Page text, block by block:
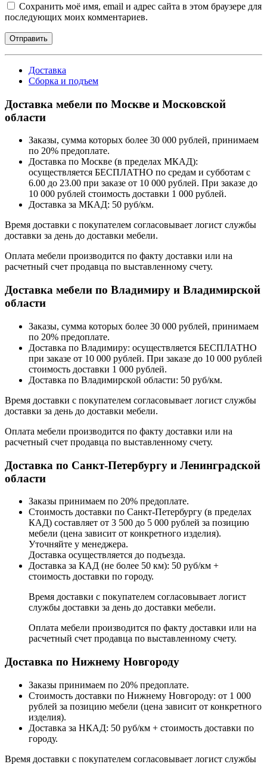
Сохранить моё имя, email и адрес сайта в этом браузере для
последующих моих комментариев.
Отправить
Доставка
Сборка и подъем
Доставка мебели по Москве и Московской
области
Заказы, сумма которых более 30 000 рублей, принимаем
по 20% предоплате.
Доставка по Москве (в пределах МКАД):
осуществляется БЕСПЛАТНО по средам и субботам с
6.00 до 23.00 при заказе от 10 000 рублей. При заказе до
10 000 рублей стоимость доставки 1 000 рублей.
Доставка за МКАД: 50 руб/км.
Время доставки с покупателем согласовывает логист службы
доставки за день до доставки мебели.
Оплата мебели производится по факту доставки или на
расчетный счет продавца по выставленному счету.
Доставка мебели по Владимиру и Владимирской
области
Заказы, сумма которых более 30 000 рублей, принимаем
по 20% предоплате.
Доставка по Владимиру: осуществляется БЕСПЛАТНО
при заказе от 10 000 рублей. При заказе до 10 000 рублей
стоимость доставки 1 000 рублей.
Доставка по Владимирской области: 50 руб/км.
Время доставки с покупателем согласовывает логист службы
доставки за день до доставки мебели.
Оплата мебели производится по факту доставки или на
расчетный счет продавца по выставленному счету.
Доставка по Санкт-Петербургу и Ленинградской
области
Заказы принимаем по 20% предоплате.
Стоимость доставки по Санкт-Петербургу (в пределах
КАД) составляет от 3 500 до 5 000 рублей за позицию
мебели (цена зависит от конкретного изделия).
Уточняйте у менеджера.
Доставка осуществляется до подъезда.
Доставка за КАД (не более 50 км): 50 руб/км +
стоимость доставки по городу.
Время доставки с покупателем согласовывает логист
службы доставки за день до доставки мебели.
Оплата мебели производится по факту доставки или на
расчетный счет продавца по выставленному счету.
Доставка по Нижнему Новгороду
Заказы принимаем по 20% предоплате.
Стоимость доставки по Нижнему Новгороду: от 1 000
рублей за позицию мебели (цена зависит от конкретного
изделия).
Доставка за НКАД: 50 руб/км + стоимость доставки по
городу.
Время доставки с покупателем согласовывает логист службы